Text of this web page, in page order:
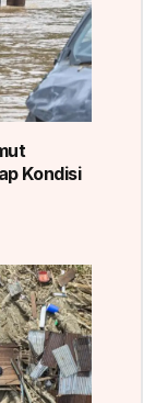
Kondisi